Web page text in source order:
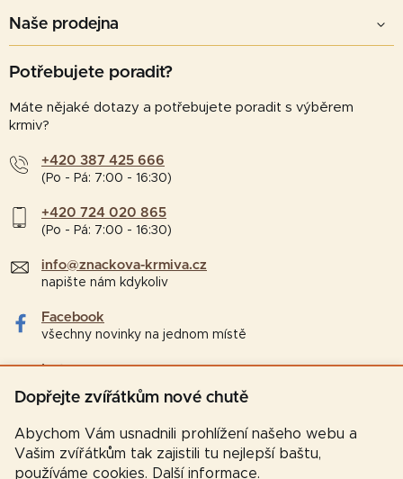
Dopřejte zvířátkům nové chutě
Abychom Vám usnadnili prohlížení našeho webu a
Vašim zvířátkům tak zajistili tu nejlepší baštu,
používáme cookies. Další informace.
Naše prodejna
Potřebujete poradit?
Máte nějaké dotazy a potřebujete poradit s výběrem
krmiv?
+420 387 425 666
(Po - Pá: 7:00 - 16:30)
+420 724 020 865
(Po - Pá: 7:00 - 16:30)
info@znackova-krmiva.cz
napište nám kdykoliv
Facebook
všechny novinky na jednom místě
Instagram
tipy a zajímavosti pro chovatele